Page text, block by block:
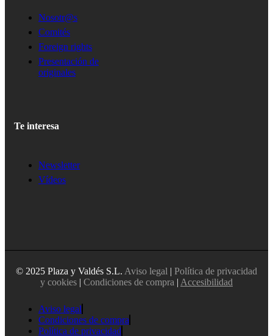
Nosotr@s
Comités
Foreign rights
Presentación de
originales
Te interesa
Newsletter
Vídeos
© 2025 Plaza y Valdés S.L. Aviso legal | Política de privacidad
y cookies | Condiciones de compra | Accesibilidad
Aviso legal
Condiciones de compra
Política de privacidad